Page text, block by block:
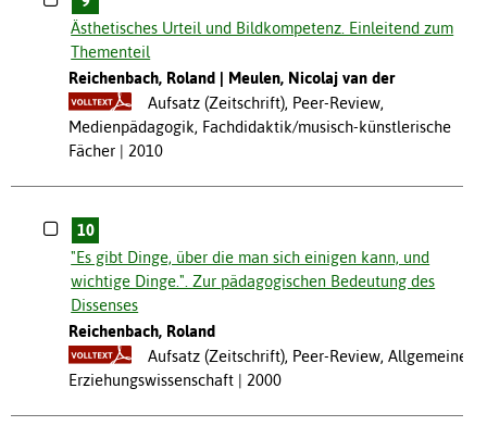
Ästhetisches Urteil und Bildkompetenz. Einleitend zum
Thementeil
Reichenbach, Roland
Meulen, Nicolaj van der
Aufsatz (Zeitschrift), Peer-Review,
Medienpädagogik, Fachdidaktik/musisch-künstlerische
Fächer
2010
10
"Es gibt Dinge, über die man sich einigen kann, und
wichtige Dinge.". Zur pädagogischen Bedeutung des
Dissenses
Reichenbach, Roland
Aufsatz (Zeitschrift), Peer-Review, Allgemeine
Erziehungswissenschaft
2000